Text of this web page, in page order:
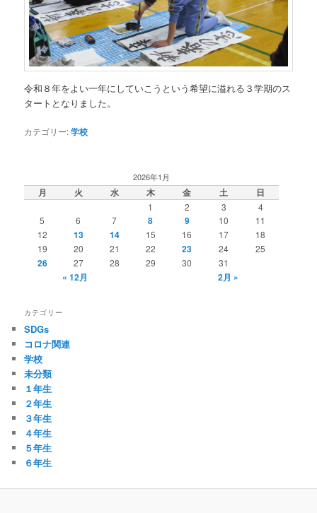
令和８年をよい一年にしていこうという希望に溢れる３学期のス
タートとなりました。
カテゴリー:学校
2026年1月
月 火 水 木 金 土 日
1 2 3
4
5
6 7 8 9 10
11
12
13 14 15 16 17
18
19
20 21 22 23 24 25
26 27 28 29 30 31
« 12月 2月 »
カテゴリー
SDGs
コロナ関連
学校
未分類
１年生
２年生
３年生
４年生
５年生
６年生